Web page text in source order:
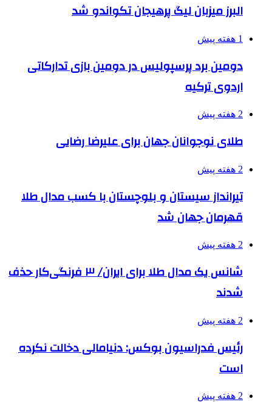
البرز میزبان لیگ پرهیجان تکواندو شد
1 هفته پیش
دومین برد پرسپولیس در دومین بازی تدارکاتی
اردوی ترکیه
2 هفته پیش
طلای نوجوانان جهان برای علیرضا رضایی
2 هفته پیش
تیرانداز سیستان و بلوچستان با کسب مدال طلا
قهرمان جهان شد
2 هفته پیش
شانس یک مدال طلا برای ایران/ ۳ فرنگی‌کار حذف
شدند
2 هفته پیش
رئیس فدراسیون بوکس: دنیامالی دخالت نکرده
است
2 هفته پیش